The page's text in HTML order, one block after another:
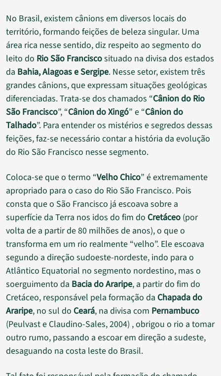
No Brasil, existem cânions em diversos locais do
território, formando feições de beleza singular. Uma
área rica nesse sentido, diz respeito ao segmento do
leito do Rio São Franciscosituado na divisa dos estados
da Bahia, Alagoas e Sergipe. Nesse setor, existem três
grandes cânions, que expressam situações geológicas
diferenciadas. Trata-se dos chamados “Cânion do Rio
São Francisco”, “Cânion do Xingó” e “Cânion do
Talhado”. Para entender os mistérios e segredos dessas
feições, faz-se necessário contar a história da evolução
do Rio São Francisco nesse segmento.
Coloca-se que o termo “Velho Chico” é extremamente
apropriado para o caso do Rio São Francisco. Pois
consta que o São Francisco já escoava sobre a
superfície da Terra nos idos do fim do Cretáceo (por
volta de a partir de 80 milhões de anos), o que o
transforma em um rio realmente “velho”. Ele escoava
segundo a direção sudoeste-nordeste, indo para o
Atlântico Equatorial no segmento nordestino, mas o
soerguimento da Bacia do Araripe, a partir do fim do
Cretáceo, responsável pela formação da Chapada do
Araripe, no sul do Ceará, na divisa com Pernambuco
(Peulvast e Claudino-Sales, 2004) , obrigou o rio a tomar
outro rumo, passando a escoar em direção a sudeste,
desaguando na costa leste do Brasil.